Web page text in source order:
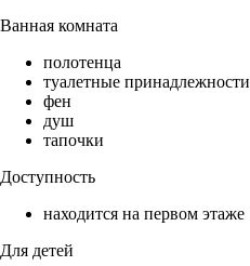
Ванная комната
полотенца
туалетные принадлежности
фен
душ
тапочки
Доступность
находится на первом этаже
Для детей